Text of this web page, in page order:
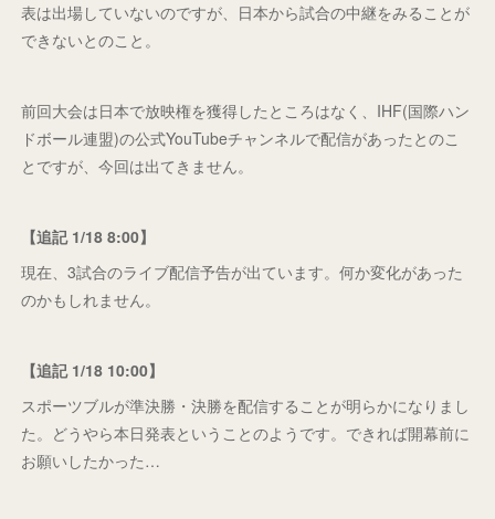
表は出場していないのですが、日本から試合の中継をみることが
できないとのこと。
前回大会は日本で放映権を獲得したところはなく、IHF(国際ハン
ドボール連盟)の公式YouTubeチャンネルで配信があったとのこ
とですが、今回は出てきません。
【追記 1/18 8:00】
現在、3試合のライブ配信予告が出ています。何か変化があった
のかもしれません。
【追記 1/18 10:00】
スポーツブルが準決勝・決勝を配信することが明らかになりまし
た。どうやら本日発表ということのようです。できれば開幕前に
お願いしたかった…